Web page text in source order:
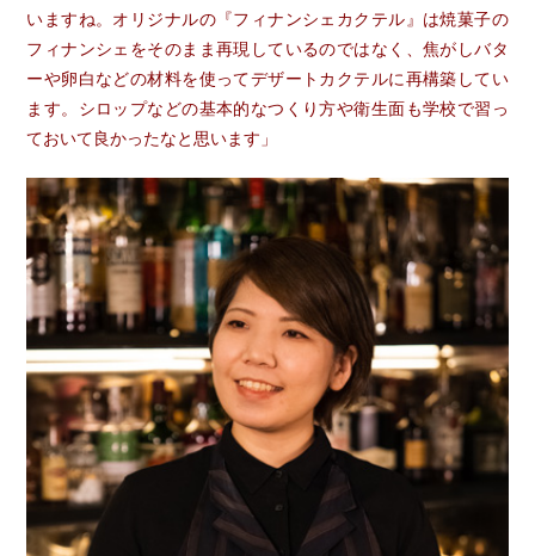
いますね。オリジナルの『フィナンシェカクテル』は焼菓子の
フィナンシェをそのまま再現しているのではなく、焦がしバタ
ーや卵白などの材料を使ってデザートカクテルに再構築してい
ます。シロップなどの基本的なつくり方や衛生面も学校で習っ
ておいて良かったなと思います」